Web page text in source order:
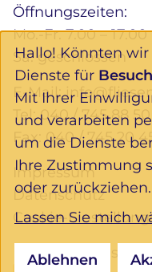
Öffnungszeiten:
Mo.-Fr. 7.00 –
Sa. geschlossen
E-Mail:
Tel:040 / 745 88 50
Fax: 040 / 745 20
Impressum
Datenschutz
Cookie-
Folgen Sie uns:
Hallo! Könnten
Dienste für
Mit Ihrer
und verarbeiten
um die Dienste
Ihre Zustimmung
oder zurückziehen.
Lassen Sie mich
Ablehnen